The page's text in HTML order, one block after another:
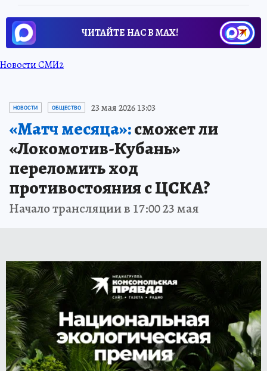
ЧИТАЙТЕ НАС В МАХ!
Новости СМИ2
НОВОСТИ ОБЩЕСТВО 23 мая 2026 13:03
«Матч месяца»:сможет ли
«Локомотив-Кубань»
переломить ход
противостояния с ЦСКА?
Начало трансляции в 17:00 23 мая